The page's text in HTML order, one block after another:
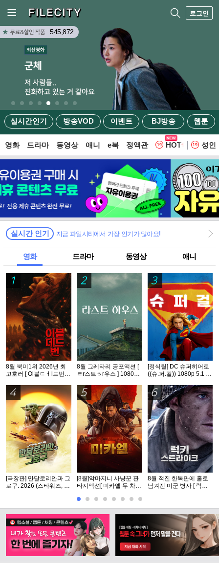
로그인
실시간인기 방송VOD 이벤트 BJ방송 웹툰
545,872
영화 드라마 동영상 애니 e북 정액관 HOT 웹
성인
실시간 인기 지금 파일시티에서 가장 인기가 많아요!
영화 드라마 동영상 애니
1
8월 북미1위 2026년 최
고호러 [ Ol블ㄷㅓl드번 ]
2
8월 그레타리 공포액션 [
ㄹr스트ㅎr우스 ] 1080p
3
[정식릴] DC 슈퍼히어로
((슈.퍼.걸)) 1080p 5.1 공
4
[극장판] 만달로리안과 그
로구. 2026 (스타워즈, 12
5
[8월]악마지니 사냥꾼 판
타지액션[ 미카엘 두 차원
6
8월 적진 한복판에 홀로
남겨진 미군 병사 [ 럭키